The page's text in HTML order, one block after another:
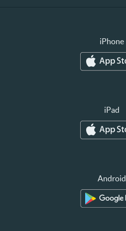
iPhone
iPad
Android